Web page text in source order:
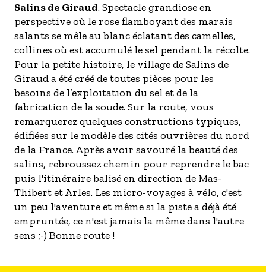
Salins de Giraud. Spectacle grandiose en
perspective où le rose flamboyant des marais
salants se mêle au blanc éclatant des camelles,
collines où est accumulé le sel pendant la récolte.
Pour la petite histoire, le village de Salins de
Giraud a été créé de toutes pièces pour les
besoins de l’exploitation du sel et de la
fabrication de la soude. Sur la route, vous
remarquerez quelques constructions typiques,
édifiées sur le modèle des cités ouvrières du nord
de la France. Après avoir savouré la beauté des
salins, rebroussez chemin pour reprendre le bac
puis l'itinéraire balisé en direction de Mas-
Thibert et Arles. Les micro-voyages à vélo, c'est
un peu l'aventure et même si la piste a déjà été
empruntée, ce n'est jamais la même dans l'autre
sens ;-) Bonne route !